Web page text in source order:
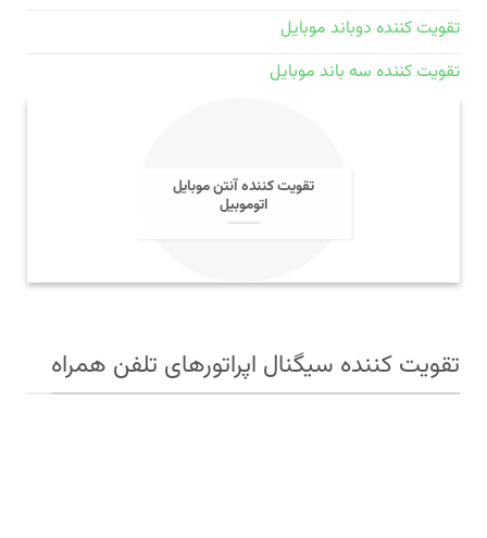
تقویت کننده دوباند موبایل
تقویت کننده سه باند موبایل
تقویت کننده آنتن موبایل
اتوموبیل
تقویت کننده سیگنال اپراتورهای تلفن همراه